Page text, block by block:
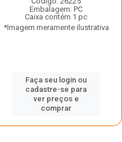
Embalagem: PC
Caixa contém 1 pc
*Imagem meramente ilustrativa
Faça seu login ou
cadastre-se para
ver preços e
comprar